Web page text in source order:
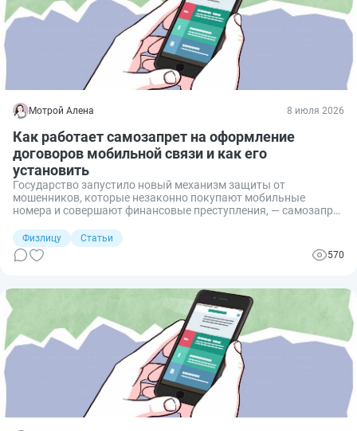
Мотрой Алена 8 июля 2026
Как работает самозапрет на оформление
договоров мобильной связи и как его
установить
Государство запустило новый механизм защиты от
мошенников, которые незаконно покупают мобильные
номера и совершают финансовые преступления, — самозапрет
Рассказываю, как его установить, кто это может сделать и
какие ограничения появляются в связи с ним.
Физлицу
Статьи
570